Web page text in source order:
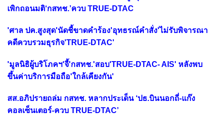
เพิกถอนมติ‘กสทช.’ควบ TRUE-DTAC
'ศาล ปค.สูงสุด'นัดชี้ขาดคำร้อง'อุทธรณ์คำสั่ง'ไม่รับพิจารณา
คดีควบรวมธุรกิจ'TRUE-DTAC'
'มูลนิธิผู้บริโภคฯ'จี้'กสทช.'สอบ'TRUE-DTAC- AIS' หลังพบ
ขึ้นค่าบริการมือถือ'ใกล้เคียงกัน'
สส.อภิปรายถล่ม กสทช. หลากประเด็น ‘ปธ.บินนอกถี่-แก๊ง
คอลเซ็นเตอร์-ควบ TRUE-DTAC’